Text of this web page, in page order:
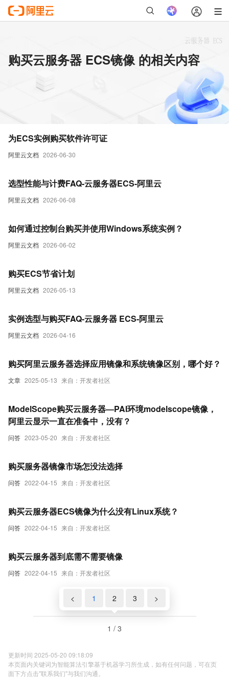
购买云服务器 ECS镜像 的相关内容
阿里云文档 2026-06-30
为ECS实例购买软件许可证
阿里云文档 2026-06-08
选型性能与计费FAQ-云服务器ECS-阿里云
阿里云文档 2026-06-02
如何通过控制台购买并使用Windows系统实例？
阿里云文档 2026-05-13
购买ECS节省计划
阿里云文档 2026-04-16
实例选型与购买FAQ-云服务器 ECS-阿里云
文章 2025-05-13 来自：开发者社区
购买阿里云服务器选择应用镜像和系统镜像区别，哪个好？
问答 2023-05-20 来自：开发者社区
ModelScope购买云服务器—PAI环境modelscope镜像，
阿里云显示一直在准备中，没有？
问答 2022-04-15 来自：开发者社区
购买服务器镜像市场怎没法选择
问答 2022-04-15 来自：开发者社区
购买云服务器ECS镜像为什么没有Linux系统？
问答 2022-04-15 来自：开发者社区
购买云服务器到底需不需要镜像
< 1 2 3 >
1 / 3
更新时间 2025-05-20 09:18:09
本页面内关键词为智能算法引擎基于机器学习所生成，如有任何问题，可在页
面下方点击"联系我们"与我们沟通。